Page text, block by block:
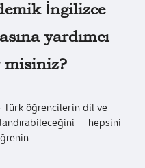
İngilizce
yardımcı
misiniz?
Türk öğrencilerin dil ve
— hepsini